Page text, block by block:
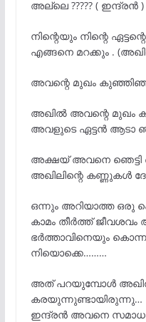
അല്ലെ ????? ( ഇന്ദ്രൻ )
നിന്റെയും നിന്റെ
എങ്ങനെ മറക്കും .
അവന്റെ മുഖം
അഖിൽ അവന്റെ മുഖം
അവളുടെ ഏട്ടൻ ആടാ
അക്ഷയ് അവനെ ഞെട്ടി
അഖിലിന്റെ കണ്ണുകൾ
ഒന്നും അറിയാത്ത ഒരു
കാമം തീർത്ത്
ഭർത്താവിനെയും കൊന്നു
നിയൊക്കെ………
അത് പറയുമ്പോൾ
കരയുന്നുണ്ടായിരുന്നു…
ഇന്ദ്രൻ അവനെ